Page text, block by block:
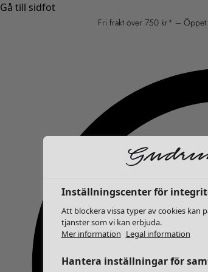
Gå till sidfot
Fri frakt över 750 kr* –
Inställningscenter för
Att blockera vissa typer av cookies kan
tjänster som vi kan erbjuda.
Mer information Legal information
Hantera inställningar för